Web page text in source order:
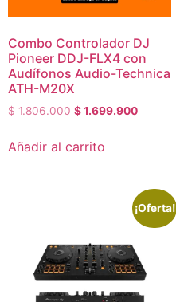
Combo Controlador DJ
Pioneer DDJ-FLX4 con
Audífonos Audio-Technica
ATH-M20X
$1.806.000 $1.699.900
Añadir al carrito
¡Oferta!